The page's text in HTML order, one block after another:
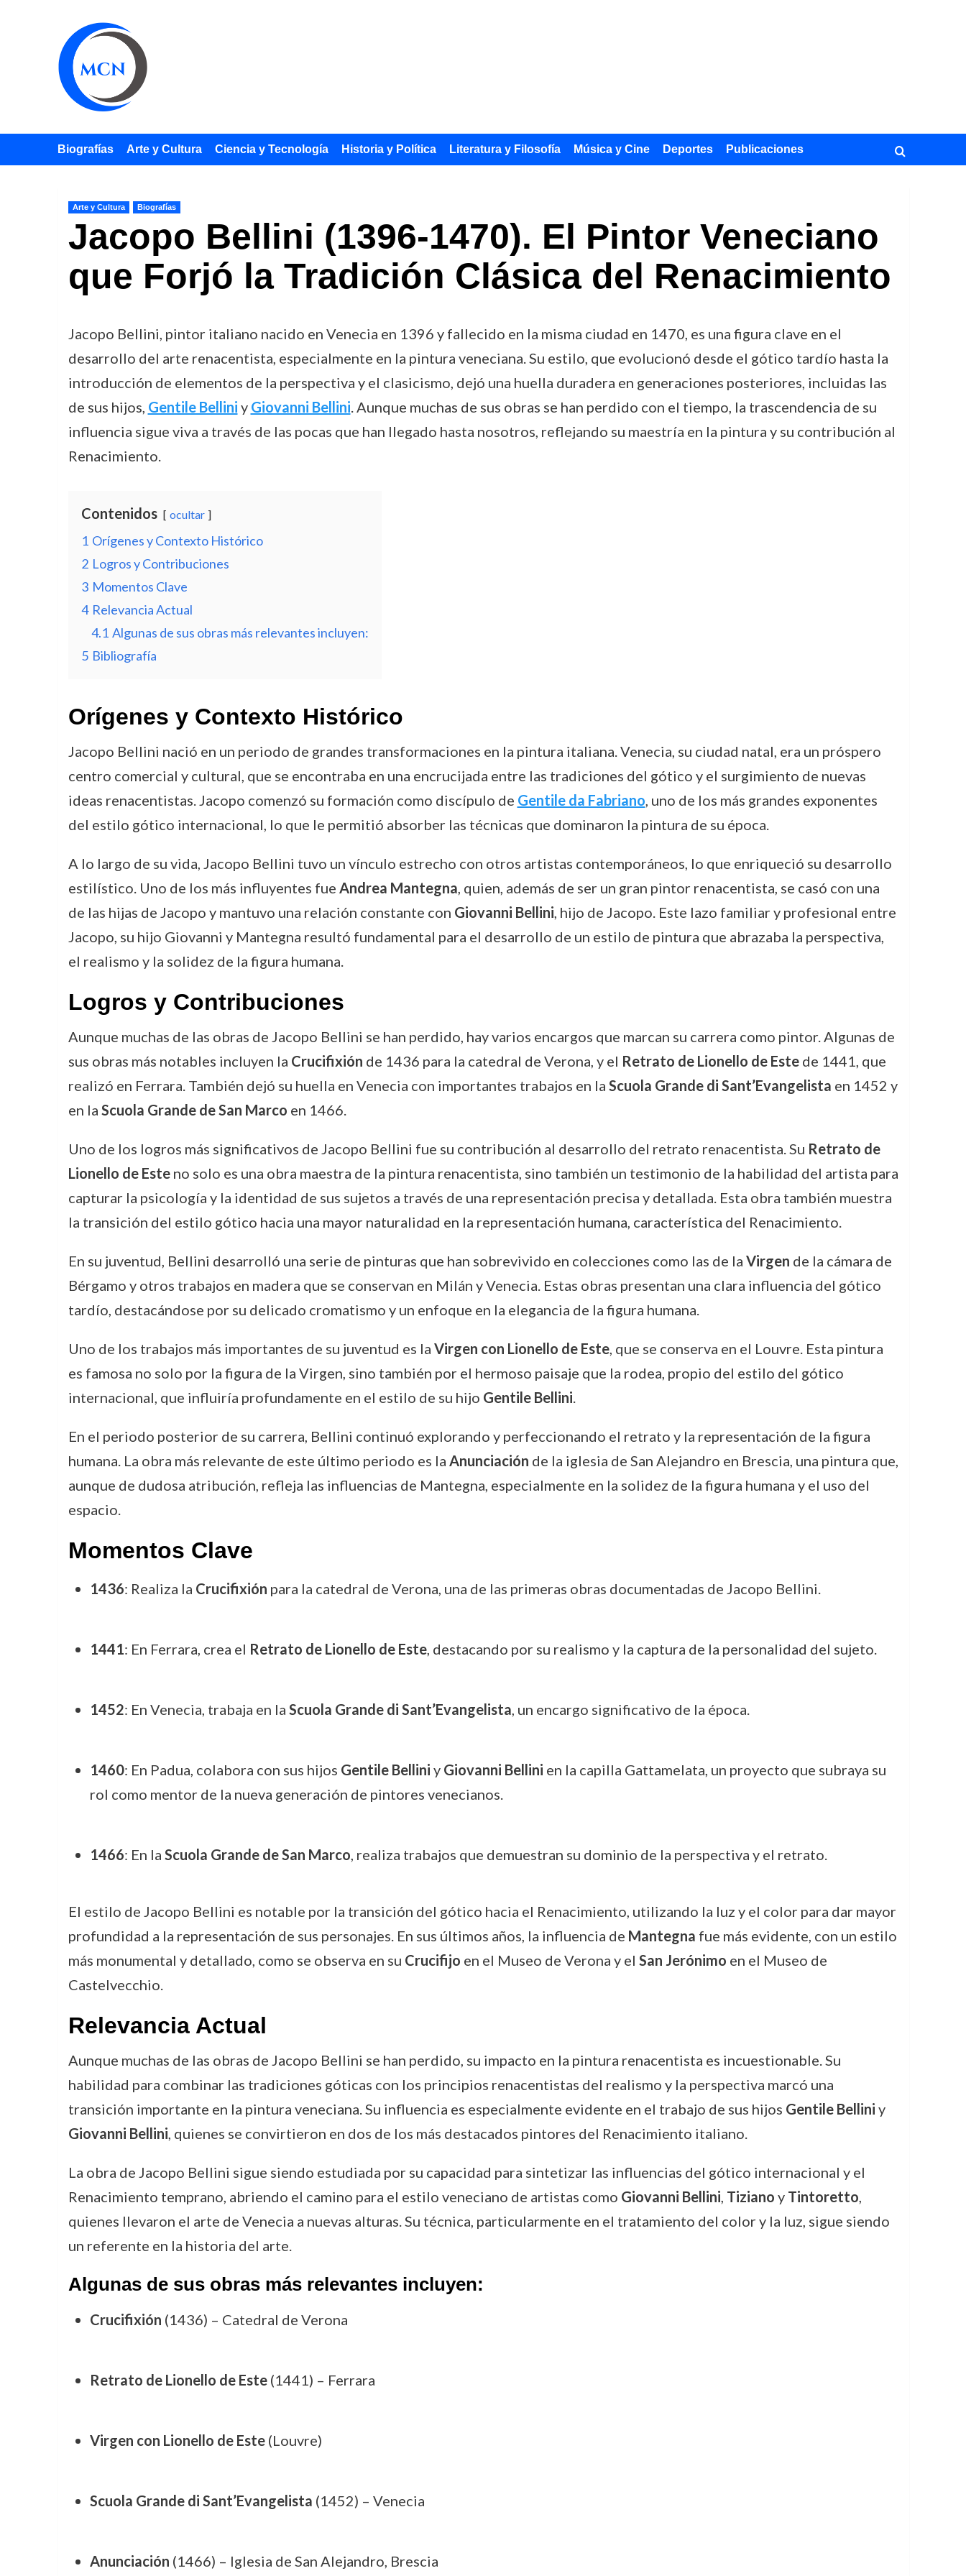
Biografías Arte y Cultura Ciencia y Tecnología Historia y Política Literatura y Filosofía Música y Cine Deportes Publicaciones
Arte y Cultura Biografías
Jacopo Bellini (1396-1470). El Pintor Veneciano
que Forjó la Tradición Clásica del Renacimiento
Jacopo Bellini, pintor italiano nacido en Venecia en 1396 y fallecido en la misma ciudad en 1470, es una figura clave en el
desarrollo del arte renacentista, especialmente en la pintura veneciana. Su estilo, que evolucionó desde el gótico tardío hasta la
introducción de elementos de la perspectiva y el clasicismo, dejó una huella duradera en generaciones posteriores, incluidas las
de sus hijos, Gentile Bellini y Giovanni Bellini. Aunque muchas de sus obras se han perdido con el tiempo, la trascendencia de su
influencia sigue viva a través de las pocas que han llegado hasta nosotros, reflejando su maestría en la pintura y su contribución al
Renacimiento.
Contenidos ocultar
1 Orígenes y Contexto Histórico
2 Logros y Contribuciones
3 Momentos Clave
4 Relevancia Actual
4.1 Algunas de sus obras más relevantes incluyen:
5 Bibliografía
Orígenes y Contexto Histórico
Jacopo Bellini nació en un periodo de grandes transformaciones en la pintura italiana. Venecia, su ciudad natal, era un próspero
centro comercial y cultural, que se encontraba en una encrucijada entre las tradiciones del gótico y el surgimiento de nuevas
ideas renacentistas. Jacopo comenzó su formación como discípulo de Gentile da Fabriano, uno de los más grandes exponentes
del estilo gótico internacional, lo que le permitió absorber las técnicas que dominaron la pintura de su época.
A lo largo de su vida, Jacopo Bellini tuvo un vínculo estrecho con otros artistas contemporáneos, lo que enriqueció su desarrollo
estilístico. Uno de los más influyentes fue Andrea Mantegna, quien, además de ser un gran pintor renacentista, se casó con una
de las hijas de Jacopo y mantuvo una relación constante con Giovanni Bellini, hijo de Jacopo. Este lazo familiar y profesional entre
Jacopo, su hijo Giovanni y Mantegna resultó fundamental para el desarrollo de un estilo de pintura que abrazaba la perspectiva,
el realismo y la solidez de la figura humana.
Logros y Contribuciones
Aunque muchas de las obras de Jacopo Bellini se han perdido, hay varios encargos que marcan su carrera como pintor. Algunas de
sus obras más notables incluyen la Crucifixión de 1436 para la catedral de Verona, y el Retrato de Lionello de Estede 1441, que
realizó en Ferrara. También dejó su huella en Venecia con importantes trabajos en la Scuola Grande di Sant’Evangelista en 1452 y
en la Scuola Grande de San Marco en 1466.
Uno de los logros más significativos de Jacopo Bellini fue su contribución al desarrollo del retrato renacentista. Su Retrato de
Lionello de Esteno solo es una obra maestra de la pintura renacentista, sino también un testimonio de la habilidad del artista para
capturar la psicología y la identidad de sus sujetos a través de una representación precisa y detallada. Esta obra también muestra
la transición del estilo gótico hacia una mayor naturalidad en la representación humana, característica del Renacimiento.
En su juventud, Bellini desarrolló una serie de pinturas que han sobrevivido en colecciones como las de la Virgen de la cámara de
Bérgamo y otros trabajos en madera que se conservan en Milán y Venecia. Estas obras presentan una clara influencia del gótico
tardío, destacándose por su delicado cromatismo y un enfoque en la elegancia de la figura humana.
Uno de los trabajos más importantes de su juventud es la Virgen con Lionello de Este, que se conserva en el Louvre. Esta pintura
es famosa no solo por la figura de la Virgen, sino también por el hermoso paisaje que la rodea, propio del estilo del gótico
internacional, que influiría profundamente en el estilo de su hijo Gentile Bellini.
En el periodo posterior de su carrera, Bellini continuó explorando y perfeccionando el retrato y la representación de la figura
humana. La obra más relevante de este último periodo es la Anunciación de la iglesia de San Alejandro en Brescia, una pintura que,
aunque de dudosa atribución, refleja las influencias de Mantegna, especialmente en la solidez de la figura humana y el uso del
espacio.
Momentos Clave
1436: Realiza la Crucifixión para la catedral de Verona, una de las primeras obras documentadas de Jacopo Bellini.
1441: En Ferrara, crea el Retrato de Lionello de Este, destacando por su realismo y la captura de la personalidad del sujeto.
1452: En Venecia, trabaja en la Scuola Grande di Sant’Evangelista, un encargo significativo de la época.
1460: En Padua, colabora con sus hijos Gentile Bellini y Giovanni Bellini en la capilla Gattamelata, un proyecto que subraya su
rol como mentor de la nueva generación de pintores venecianos.
1466: En la Scuola Grande de San Marco, realiza trabajos que demuestran su dominio de la perspectiva y el retrato.
El estilo de Jacopo Bellini es notable por la transición del gótico hacia el Renacimiento, utilizando la luz y el color para dar mayor
profundidad a la representación de sus personajes. En sus últimos años, la influencia de Mantegna fue más evidente, con un estilo
más monumental y detallado, como se observa en su Crucifijo en el Museo de Verona y el San Jerónimo en el Museo de
Castelvecchio.
Relevancia Actual
Aunque muchas de las obras de Jacopo Bellini se han perdido, su impacto en la pintura renacentista es incuestionable. Su
habilidad para combinar las tradiciones góticas con los principios renacentistas del realismo y la perspectiva marcó una
transición importante en la pintura veneciana. Su influencia es especialmente evidente en el trabajo de sus hijos Gentile Bellini y
Giovanni Bellini, quienes se convirtieron en dos de los más destacados pintores del Renacimiento italiano.
La obra de Jacopo Bellini sigue siendo estudiada por su capacidad para sintetizar las influencias del gótico internacional y el
Renacimiento temprano, abriendo el camino para el estilo veneciano de artistas como Giovanni Bellini, Tiziano y Tintoretto,
quienes llevaron el arte de Venecia a nuevas alturas. Su técnica, particularmente en el tratamiento del color y la luz, sigue siendo
un referente en la historia del arte.
Algunas de sus obras más relevantes incluyen:
Crucifixión (1436) – Catedral de Verona
Retrato de Lionello de Este(1441) – Ferrara
Virgen con Lionello de Este(Louvre)
Scuola Grande di Sant’Evangelista (1452) – Venecia
Anunciación (1466) – Iglesia de San Alejandro, Brescia